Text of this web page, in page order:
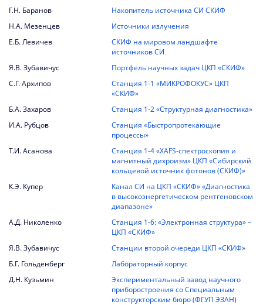
Г.Н. Баранов
Накопитель источника СИ СКИФ
Н.А. Мезенцев
Источники излучения
Е.Б.Левичев
СКИФ на мировом ландшафте
источников СИ
Я.В. Зубавичус
Портфель научных задач ЦКП «СКИФ»
С.Г. Архипов
Станция 1-1 «МИКРОФОКУС» ЦКП
«СКИФ»
Б.А. Захаров
Станция 1-2 «Структурная диагностика»
И.А. Рубцов
Станция «Быстропротекающие
процессы»
Т.И. Асанова
Станция 1-4 «XAFS-спектроскопия и
магнитный дихроизм» ЦКП «Сибирский
кольцевой источник фотонов (СКИФ)»
К.Э. Купер
Канал СИ на ЦКП «СКИФ» «Диагностика
в высокоэнергетическом рентгеновском
диапазоне»
А.Д. Николенко
Станция 1-6: «Электронная структура» –
ЦКП «СКИФ»
Я.В. Зубавичус
Станции второй очереди ЦКП «СКИФ»
Б.Г. Гольденберг
Лабораторный корпус
Д.Н. Кузьмин
Экспериментальный завод научного
приборостроения со Специальным
конструкторским бюро (ФГУП ЭЗАН)